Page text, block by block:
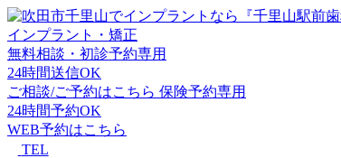
インプラント・矯正
無料相談・初診予約専用
24時間送信OK
ご相談/ご予約はこちら 保険予約専用
24時間予約OK
WEB予約はこちら
TEL